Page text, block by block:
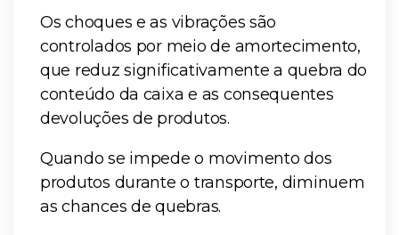
Os choques e as vibrações são
controlados por meio de amortecimento,
que reduz significativamente a quebra do
conteúdo da caixa e as consequentes
devoluções de produtos.
Quando se impede o movimento dos
produtos durante o transporte, diminuem
as chances de quebras.